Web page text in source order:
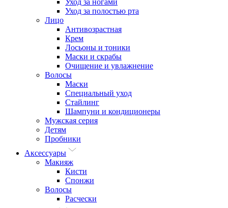
Уход за ногами
Уход за полостью рта
Лицо
Антивозрастная
Крем
Лосьоны и тоники
Маски и скрабы
Очищение и увлажнение
Волосы
Маски
Специальный уход
Стайлинг
Шампуни и кондиционеры
Мужская серия
Детям
Пробники
Аксессуары
Макияж
Кисти
Спонжи
Волосы
Расчески